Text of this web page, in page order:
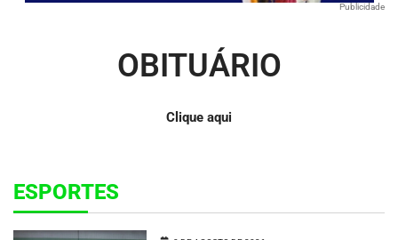
Publicidade
OBITUÁRIO
Clique aqui
ESPORTES